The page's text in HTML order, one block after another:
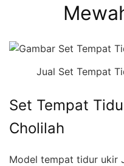
Jual Set Tempat
Set Tempat
Cholilah
Model tempat tidur ukir